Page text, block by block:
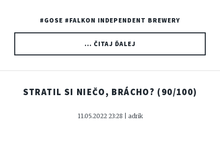
#GOSE #FALKON INDEPENDENT BREWERY
... ČITAJ ĎALEJ
STRATIL SI NIEČO, BRÁCHO? (90/100)
11.05.2022 23:28 | adrik